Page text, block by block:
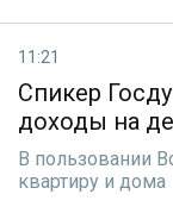
11:21
Спикер
доходы на
В пользовании
квартиру и дома